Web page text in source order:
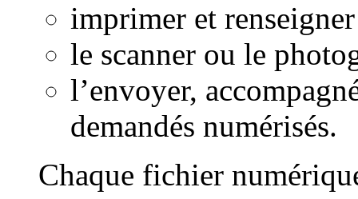
imprimer et
le scanner ou le
l’envoyer,
demandés numérisés.
Chaque fichier